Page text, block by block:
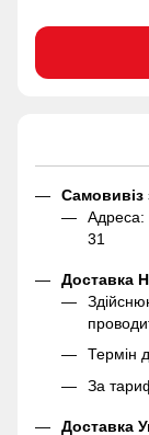
Самовивіз
Адреса:
31
Доставка
Термін
За
Доставка